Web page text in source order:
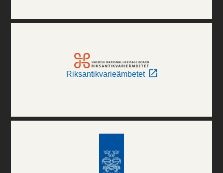
Riksantikvarieämbetet